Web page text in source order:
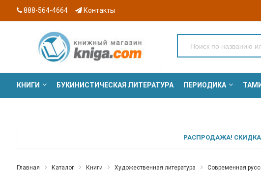
888-564-4664 Контакты
КНИГИ БУКИНИСТИЧЕСКАЯ ЛИТЕРАТУРА ПЕРИОДИКА
РАСПРОДАЖА! СКИДКА
Главная Каталог Книги Художественная литература Современная